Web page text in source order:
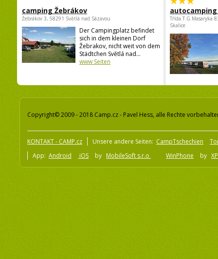
camping Žebrákov
Žebrákov 3, 58291 Světlá nad Sázavou
Der Campingplatz befindet
sich in dem kleinen Dorf
Žebrakov, nicht weit von dem
Städtchen Světlá nad...
www Seiten
autocamping
Třída.T.G.Masaryka
Skalice
Copyright© 2009 - 2018 Camp.cz - Pavel Hess, alle Rechte
KONTAKT - CAMP.cz Unsere andere Seiten: CampTschechien
App: Android iOS by MobileSoft s.r.o WinPhone by